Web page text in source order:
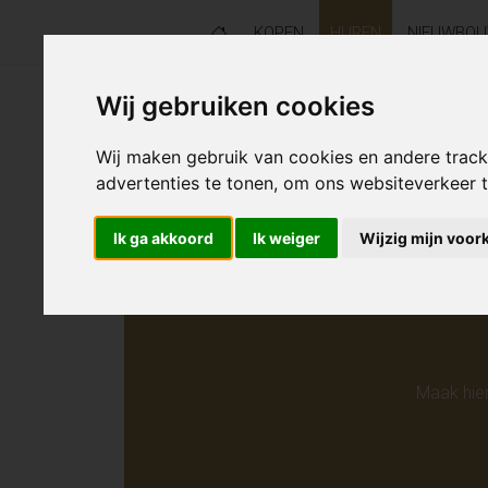
Wij gebruiken cookies
Wij maken gebruik van cookies en andere
advertenties te tonen, om ons websiteverkeer
Ik ga akkoord Ik weiger Wijzig mijn
KOPEN HUREN
Helaas
Maak